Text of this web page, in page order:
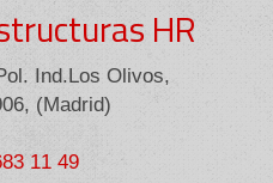
HR
Ind.Los Olivos,
, (Madrid)
11 49